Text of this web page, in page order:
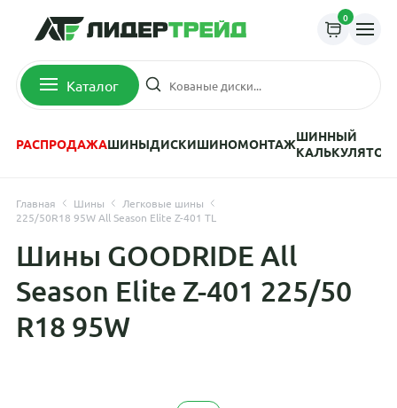
0
Каталог
РАСПРОДАЖАШИНЫДИСКИШИНОМОНТАЖШИННЫЙ
КАЛЬКУЛЯТОР
Главная Шины
Легковые шины
225/50R18 95W All Season Elite Z-401 TL
Шины GOODRIDE All
Season Elite Z-401 225/50
R18 95W